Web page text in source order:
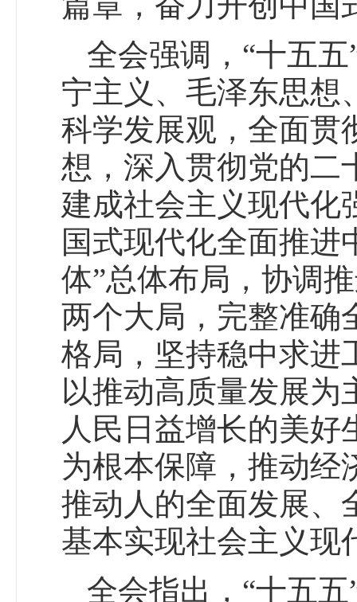
全会强调，“十五
宁主义、毛泽东思想
科学发展观，全面贯
想，深入贯彻党的二
建成社会主义现代化
国式现代化全面推进
体”总体布局，协调
两个大局，完整准确
格局，坚持稳中求进
以推动高质量发展为
人民日益增长的美
为根本保障，推动经
推动人的全面发展、
基本实现社会主义现
全会指出，“十五